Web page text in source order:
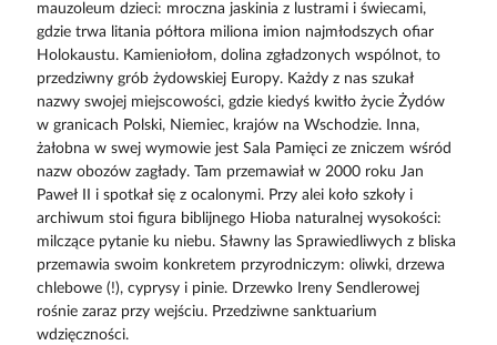
mauzoleum dzieci: mroczna jaskinia z lustrami i świecami,
gdzie trwa litania półtora miliona imion najmłodszych ofiar
Holokaustu. Kamieniołom, dolina zgładzonych wspólnot, to
przedziwny grób żydowskiej Europy. Każdy z nas szukał
nazwy swojej miejscowości, gdzie kiedyś kwitło życie Żydów
w granicach Polski, Niemiec, krajów na Wschodzie. Inna,
żałobna w swej wymowie jest Sala Pamięci ze zniczem wśród
nazw obozów zagłady. Tam przemawiał w 2000 roku Jan
Paweł II i spotkał się z ocalonymi. Przy alei koło szkoły i
archiwum stoi figura biblijnego Hioba naturalnej wysokości:
milczące pytanie ku niebu. Sławny las Sprawiedliwych z bliska
przemawia swoim konkretem przyrodniczym: oliwki, drzewa
chlebowe (!), cyprysy i pinie. Drzewko Ireny Sendlerowej
rośnie zaraz przy wejściu. Przedziwne sanktuarium
wdzięczności.